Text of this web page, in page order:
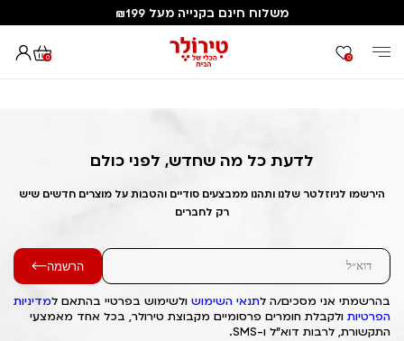
משלוח חינם בקנייה מעל ₪199
0 0
דף הבית Out of Stock Alert 2025/08/01 1754071160
לדעת כל מה שחדש, לפני כולם
הירשמו לניוזלטר שלנו ותהנו ממבצעים סודיים והטבות על מוצרים חדשים שיש
רק לחברים
הרשמה
בהרשמתי אני מסכים/ה לתנאי השימוש ולשימוש בפרטיי בהתאם למדיניות
הפרטיות ולקבלת חומרים פרסומיים מקבוצת טירולר, בכל אחד מאמצעי
התקשורת, לרבות דוא"ל ו-SMS.